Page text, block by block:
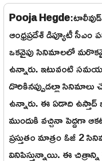
Pooja Hegde
ఆంధ్రప్రదేశ్ డిప్యూటీ
ఒకవైపు సినిమాలలో
ఉన్నారు. ఇటువంటి
దొరికినప్పుడల్లా సినిమాలు
ఉన్నారు. ఈ ఏడాది ఉస్తాద్
ముందుకి వచ్చినా పెద్దగా
ప్రస్తుతం మాత్రం ఓజీ 2
వినిపిస్తున్నాయి. ఈ చిత్రాన్ని